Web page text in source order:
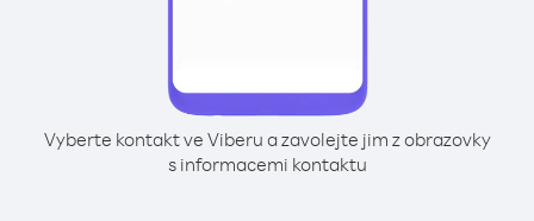
Vyberte kontakt ve Viberu a zavolejte jim z obrazovky
s informacemi kontaktu